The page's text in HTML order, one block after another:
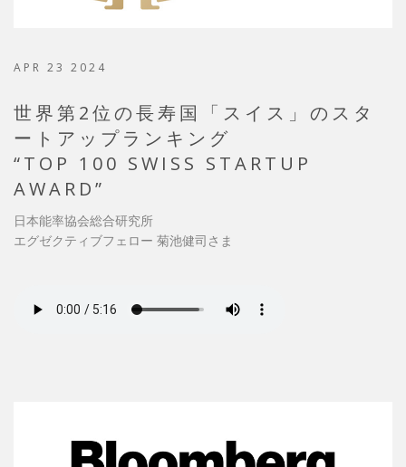
APR 23 2024
世界第2位の長寿国「スイス」のスタ
ートアップランキング
“TOP 100 SWISS STARTUP
AWARD”
日本能率協会総合研究所
エグゼクティブフェロー 菊池健司さま